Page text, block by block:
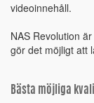
videoinnehåll.
NAS Revolution
gör det möjligt att
Bästa möjliga